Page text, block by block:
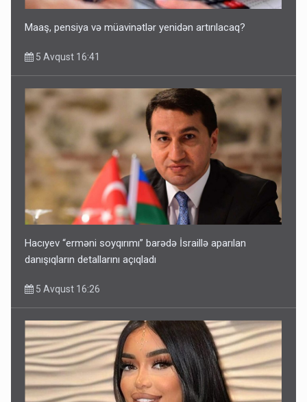
Maaş, pensiya və müavinətlər yenidən artırılacaq?
5 Avqust 16:41
Hacıyev “erməni soyqırımı” barədə İsraillə aparılan
danışıqların detallarını açıqladı
5 Avqust 16:26